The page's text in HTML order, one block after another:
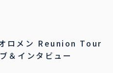
ロメン Reunion Tour
＆インタビュー